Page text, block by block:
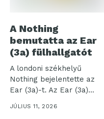
A Nothing
bemutatta az Ear
(3a) fülhallgatót
A londoni székhelyű
Nothing bejelentette az
Ear (3a)-t. Az Ear (3a)
JÚLIUS 11, 2026